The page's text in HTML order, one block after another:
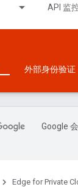
API 监
外部身份验证
Google
Edge for Private